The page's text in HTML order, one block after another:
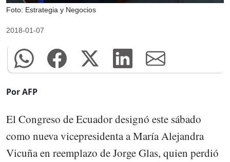
Foto: Estrategia y Negocios
2018-01-07
Por AFP
El Congreso de Ecuador designó este sábado
como nueva vicepresidenta a María Alejandra
Vicuña en reemplazo de Jorge Glas, quien perdió